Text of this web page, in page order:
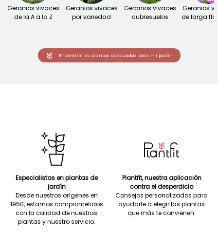
Geranios vivaces
de la A a la Z
Geranios vivaces
por variedad
Geranios vivaces
cubresuelos
Geranios
de larga
Encontrar las plantas adecuadas para mi jardín
Especialistas en plantas de
jardín
Desde nuestros orígenes en
1950, estamos comprometidos
con la calidad de nuestras
plantas y nuestro servicio.
Plantfit, nuestra aplicación
contra el desperdicio
Consejos personalizados para
ayudarte a elegir las plantas
que más te convienen.